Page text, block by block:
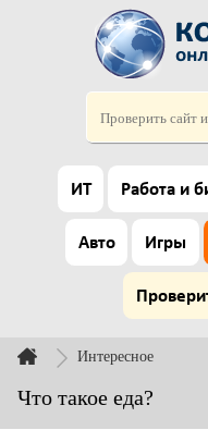
ИТ Работа и
Авто Игры
Интересное
Что такое еда?